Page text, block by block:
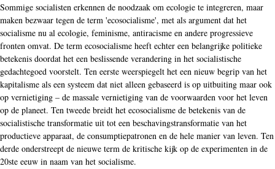
Sommige socialisten erkennen de noodzaak om ecologie te integreren, maar
maken bezwaar tegen de term 'ecosocialisme', met als argument dat het
socialisme nu al ecologie, feminisme, antiracisme en andere progressieve
fronten omvat. De term ecosocialisme heeft echter een belangrijke politieke
betekenis doordat het een beslissende verandering in het socialistische
gedachtegoed voorstelt. Ten eerste weerspiegelt het een nieuw begrip van het
kapitalisme als een systeem dat niet alleen gebaseerd is op uitbuiting maar ook
op vernietiging – de massale vernietiging van de voorwaarden voor het leven
op de planeet. Ten tweede breidt het ecosocialisme de betekenis van de
socialistische transformatie uit tot een beschavingstransformatie van het
productieve apparaat, de consumptiepatronen en de hele manier van leven. Ten
derde onderstreept de nieuwe term de kritische kijk op de experimenten in de
20ste eeuw in naam van het socialisme.